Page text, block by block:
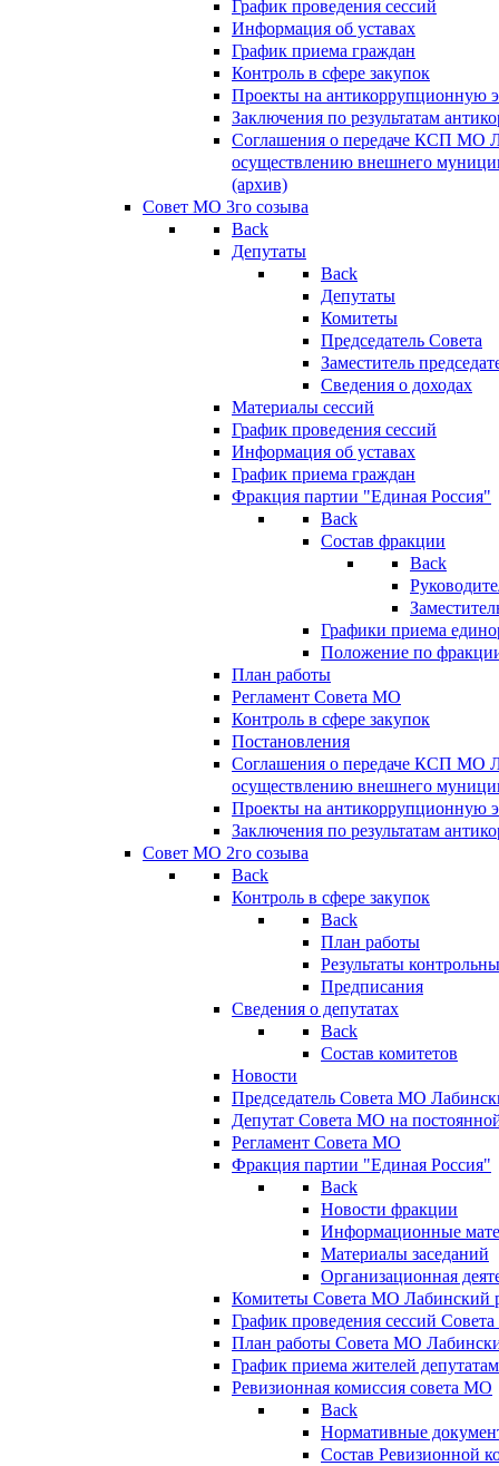
График проведения сессий
Информация об уставах
График приема граждан
Контроль в сфере закупок
Проекты на антикоррупционную
Заключения по результатам
Соглашения о передаче КСП МО
осуществлению внешнего
(архив)
Совет МО 3го созыва
Back
Депутаты
Back
Депутаты
Комитеты
Председатель Совета
Заместитель
Сведения о доходах
Материалы сессий
График проведения сессий
Информация об уставах
График приема граждан
Фракция партии "Единая Россия"
Back
Состав фракции
Back
Графики приема
Положение по
План работы
Регламент Совета МО
Контроль в сфере закупок
Постановления
Соглашения о передаче КСП МО
осуществлению внешнего
Проекты на антикоррупционную
Заключения по результатам
Совет МО 2го созыва
Back
Контроль в сфере закупок
Back
План работы
Результаты
Предписания
Сведения о депутатах
Back
Состав комитетов
Новости
Председатель Совета МО
Депутат Совета МО на
Регламент Совета МО
Фракция партии "Единая Россия"
Back
Новости фракции
Информационные
Материалы заседаний
Организационная
Комитеты Совета МО Лабинский
График проведения сессий
План работы Совета МО
График приема жителей
Ревизионная комиссия совета МО
Back
Нормативные
Состав Ревизионной